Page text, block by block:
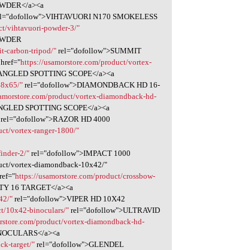
a><a
N170 SMOKELESS
vihtavuori-powder-3/"
carbon-tripod/" rel="dofollow">SUMMIT
https://usamorstore.com/product/vortex-
SPOTTING SCOPE</a><a
"rel="dofollow">DIAMONDBACK HD 16-
product/vortex-diamondback-hd-
SPOTTING SCOPE</a><a
rel="dofollow">RAZOR HD 4000
vortex-ranger-1800/"
2/"rel="dofollow">IMPACT 1000
vortex-diamondback-10x42/"
https://usamorstore.com/product/crossbow-
16 TARGET</a><a
" rel="dofollow">VIPER HD 10X42
10x42-binoculars/"rel="dofollow">ULTRAVID
product/vortex-diamondback-hd-
a><a
target/" rel="dofollow">GLENDEL